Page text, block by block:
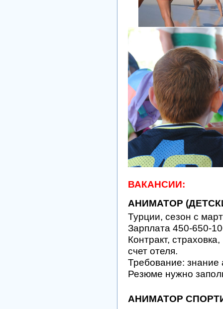
ВАКАНСИИ:
АНИМАТОР
Турции, сезон с
Зарплата 450-650-
Контракт,
счет отеля.
Требование: знание
Резюме нужно
АНИМАТОР